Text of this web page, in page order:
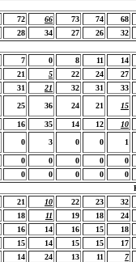
72 66 73 74 68
28 34 27 26 32
7 0 8 11 14
21 5 22 24 27
31 21 32 31 33
25 36 24 21 15
16 35 14 12 10
0 3 0 0 1
0 0 0 0 0
0 0 0 0 0
21 10 22 23 32
18 11 19 18 24
16 14 16 15 18
15 14 15 15 17
14 24 13 11 7